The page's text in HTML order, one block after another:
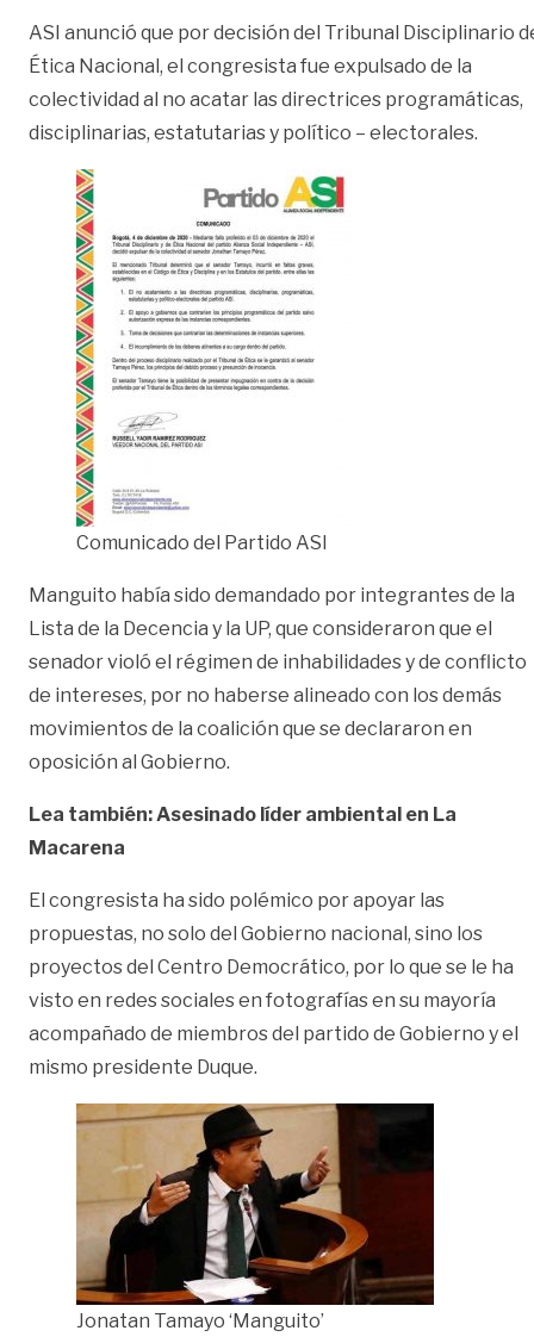
ASI anunció que por decisión del Tribunal Disciplinario
Ética Nacional, el congresista fue expulsado de la
colectividad al no acatar las directrices programáticas,
disciplinarias, estatutarias y político – electorales.
Comunicado del Partido ASI
Manguito había sido demandado por integrantes de la
Lista de la Decencia y la UP, que consideraron que el
senador violó el régimen de inhabilidades y de conflicto
de intereses, por no haberse alineado con los demás
movimientos de la coalición que se declararon en
oposición al Gobierno.
Lea también: Asesinado líder ambiental en La
Macarena
El congresista ha sido polémico por apoyar las
propuestas, no solo del Gobierno nacional, sino los
proyectos del Centro Democrático, por lo que se le ha
visto en redes sociales en fotografías en su mayoría
acompañado de miembros del partido de Gobierno y el
mismo presidente Duque.
Jonatan Tamayo ‘Manguito’